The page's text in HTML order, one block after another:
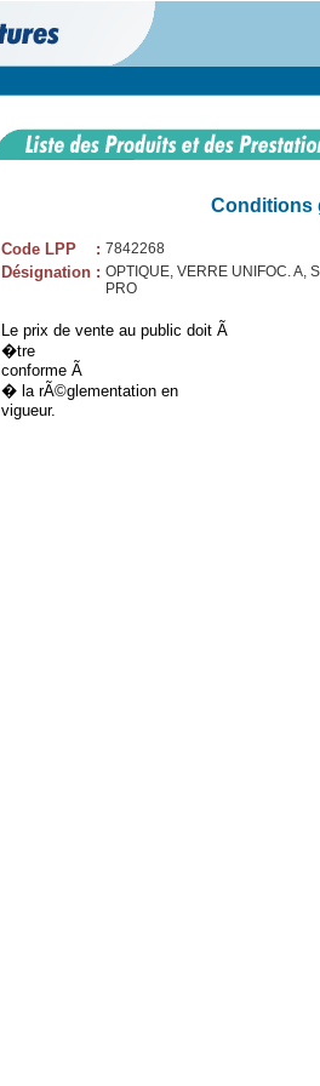
Conditions
Code LPP : 7842268
Désignation : OPTIQUE, VERRE UNIFOC. A,
PRO
Le prix de vente au public doit Ã
�tre
conforme Ã
� la rÃ©glementation en
vigueur.